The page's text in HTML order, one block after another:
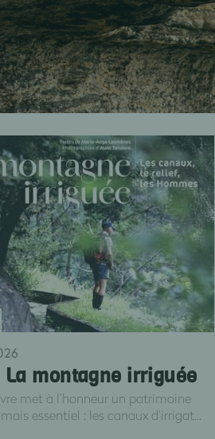
La montagne irriguée
met à l’honneur un patrimoine
essentiel : les canaux d’irrigat...